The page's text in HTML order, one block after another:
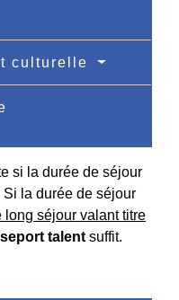
culturelle
si la durée de séjour
la durée de séjour
long séjour valant titre
talentsuffit.